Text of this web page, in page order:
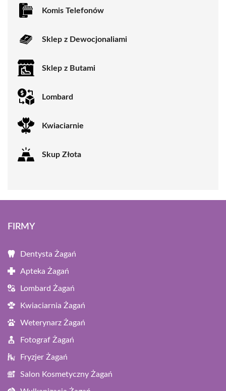
Komis Telefonów
Sklep z Dewocjonaliami
Sklep z Butami
Lombard
Kwiaciarnie
Skup Złota
FIRMY
Dentysta Żagań
Apteka Żagań
Lombard Żagań
Kwiaciarnia Żagań
Weterynarz Żagań
Fotograf Żagań
Fryzjer Żagań
Salon Kosmetyczny Żagań